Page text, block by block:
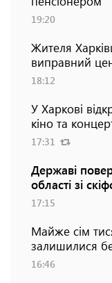
19:20
Жителя
виправний
18:12
У Харкові
кіно та
17:31
Державі
області зі
17:15
Майже сім
залишилися
16:46